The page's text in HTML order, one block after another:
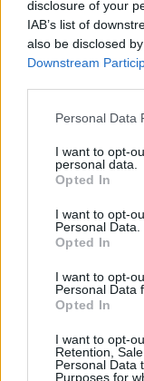
disclosure of your
IAB’s list of
also be disclosed
Downstream
Please note that
not limited to your
grant or deny
use your data for
consent section.
Personal Data
I want to opt-
personal data.
Opted In
I want to opt-
Personal Data.
Opted In
I want to opt-
Personal Data
Opted In
I want to opt-
Retention,
Personal Data
Purposes for
rendezvénynek
egy későbbi
mint a NIT a
friss képet
eszközökről, akkor
Címlapfotó: NIT